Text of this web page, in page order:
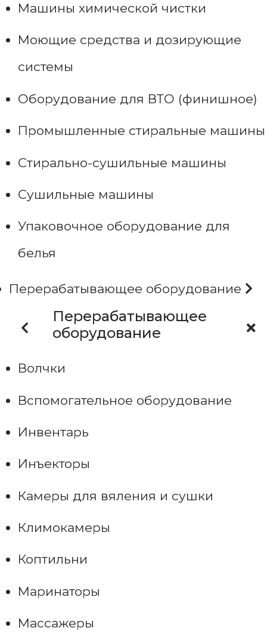
Машины химической чистки
Моющие средства и дозирующие
системы
Оборудование для ВТО (финишное)
Промышленные стиральные машины
Стирально-сушильные машины
Сушильные машины
Упаковочное оборудование для
белья
Перерабатывающее оборудование
Перерабатывающее
оборудование
Волчки
Вспомогательное оборудование
Инвентарь
Инъекторы
Камеры для вяления и сушки
Климокамеры
Коптильни
Маринаторы
Массажеры